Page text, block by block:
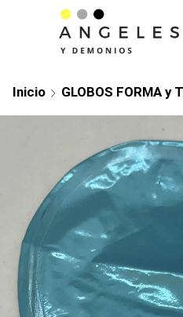
Inicio GLOBOS FORMA y